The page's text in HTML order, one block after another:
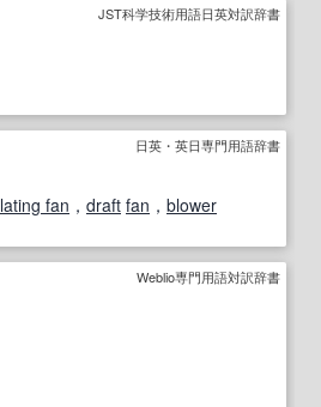
JST科学技術用語日英対訳辞書
日英・英日専門用語辞書
fan ， draft fan ， blower
Weblio専門用語対訳辞書